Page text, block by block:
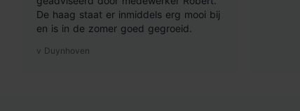
De haag staat er inmiddels erg mooi bij
en is in de zomer goed gegroeid.
v Duynhoven